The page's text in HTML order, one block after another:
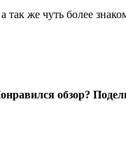
так же чуть более
обзор?